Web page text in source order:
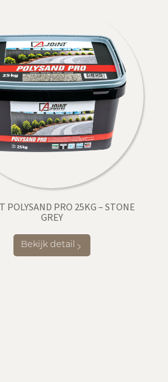
POLYSAND PRO 25KG – STONE
GREY
Bekijk detail